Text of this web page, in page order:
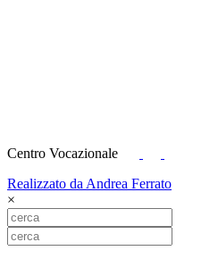
Centro Vocazionale
Realizzato da Andrea Ferrato
×